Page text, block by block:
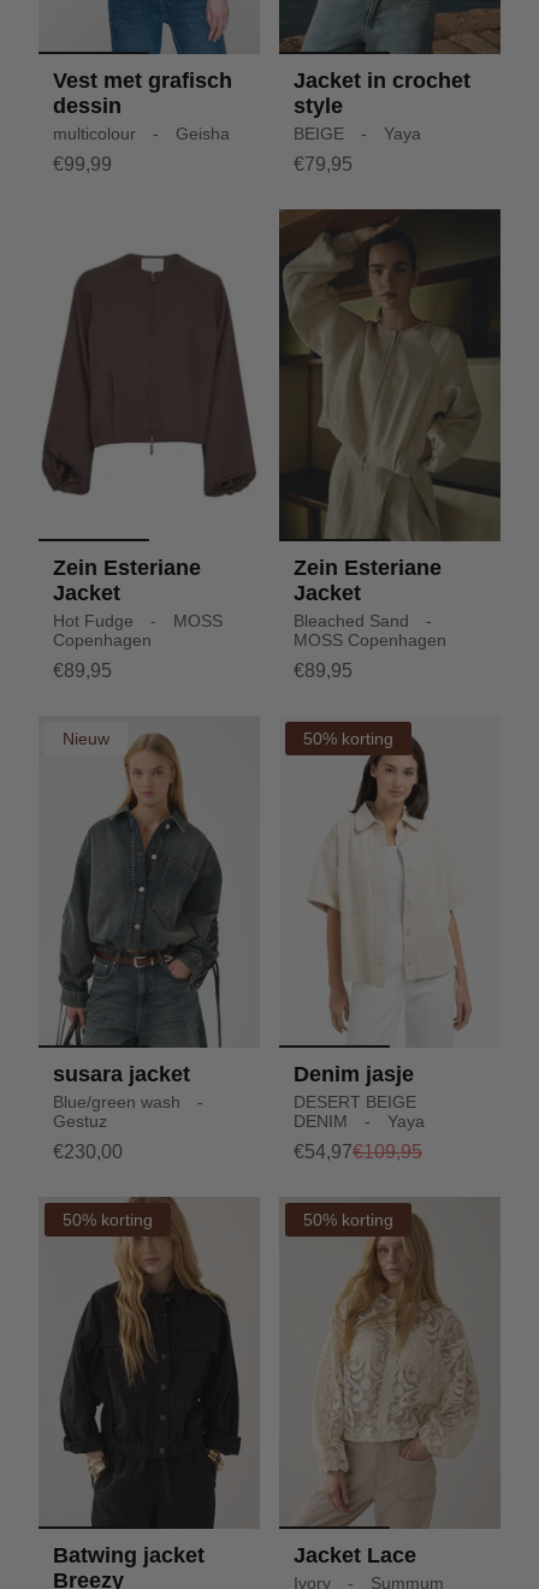
Vest met grafisch
dessin
multicolour - Geisha
€99,99
Jacket in crochet
style
BEIGE - Yaya
€79,95
Zein Esteriane
Jacket
Hot Fudge - MOSS
Copenhagen
€89,95
Zein Esteriane
Jacket
Bleached Sand -
MOSS Copenhagen
€89,95
Nieuw
susara jacket
Blue/green wash -
Gestuz
€230,00
50% korting
Denim jasje
DESERT BEIGE
DENIM - Yaya
€54,97€109,95
50% korting
Batwing jacket
Breezy
50% korting
Jacket Lace
Ivory - Summum